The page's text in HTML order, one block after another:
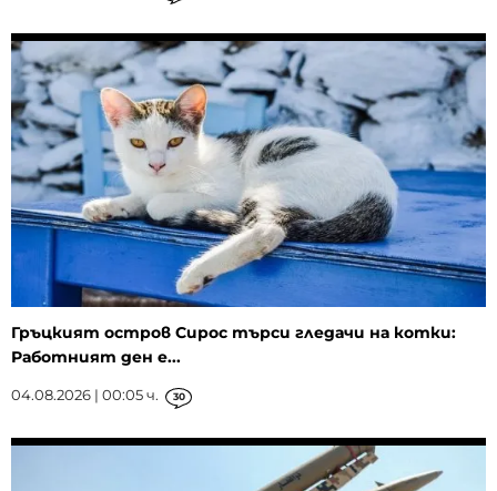
Гръцкият остров Сирос търси гледачи на котки:
Работният ден е...
04.08.2026 | 00:05 ч. 30